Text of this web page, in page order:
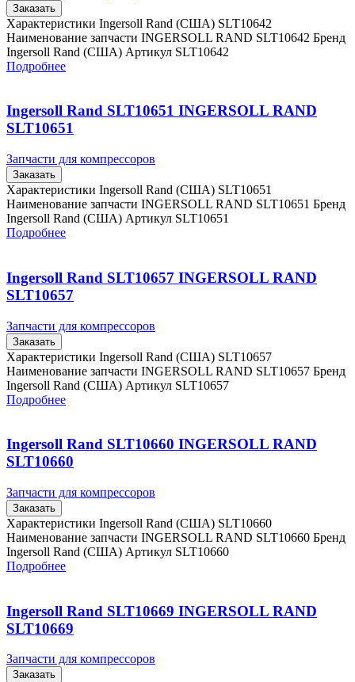
Заказать
Характеристики Ingersoll Rand (США) SLT10642
Наименование запчасти INGERSOLL RAND SLT10642 Бренд
Ingersoll Rand (США) Артикул SLT10642
Подробнее
Ingersoll Rand SLT10651 INGERSOLL RAND
SLT10651
Запчасти для компрессоров
Заказать
Характеристики Ingersoll Rand (США) SLT10651
Наименование запчасти INGERSOLL RAND SLT10651 Бренд
Ingersoll Rand (США) Артикул SLT10651
Подробнее
Ingersoll Rand SLT10657 INGERSOLL RAND
SLT10657
Запчасти для компрессоров
Заказать
Характеристики Ingersoll Rand (США) SLT10657
Наименование запчасти INGERSOLL RAND SLT10657 Бренд
Ingersoll Rand (США) Артикул SLT10657
Подробнее
Ingersoll Rand SLT10660 INGERSOLL RAND
SLT10660
Запчасти для компрессоров
Заказать
Характеристики Ingersoll Rand (США) SLT10660
Наименование запчасти INGERSOLL RAND SLT10660 Бренд
Ingersoll Rand (США) Артикул SLT10660
Подробнее
Ingersoll Rand SLT10669 INGERSOLL RAND
SLT10669
Запчасти для компрессоров
Заказать